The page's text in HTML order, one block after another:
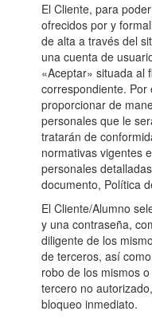
El Cliente, para
ofrecidos por y
de alta a través del
una cuenta de
«Aceptar» situada al
correspondiente.
proporcionar de
personales que le
tratarán de
normativas vigentes
personales
documento, Política
El Cliente/Alumno
y una contraseña,
diligente de los
de terceros, así
robo de los mismos
tercero no
bloqueo inmediato.